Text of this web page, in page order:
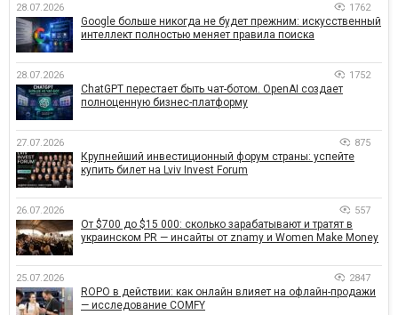
28.07.2026 1762
Google больше никогда не будет прежним: искусственный
интеллект полностью меняет правила поиска
28.07.2026 1752
ChatGPT перестает быть чат-ботом. OpenAI создает
полноценную бизнес-платформу
27.07.2026 875
Крупнейший инвестиционный форум страны: успейте
купить билет на Lviv Invest Forum
26.07.2026 557
От $700 до $15 000: сколько зарабатывают и тратят в
украинском PR — инсайты от znamy и Women Make Money
25.07.2026 2847
ROPO в действии: как онлайн влияет на офлайн-продажи
— исследование COMFY